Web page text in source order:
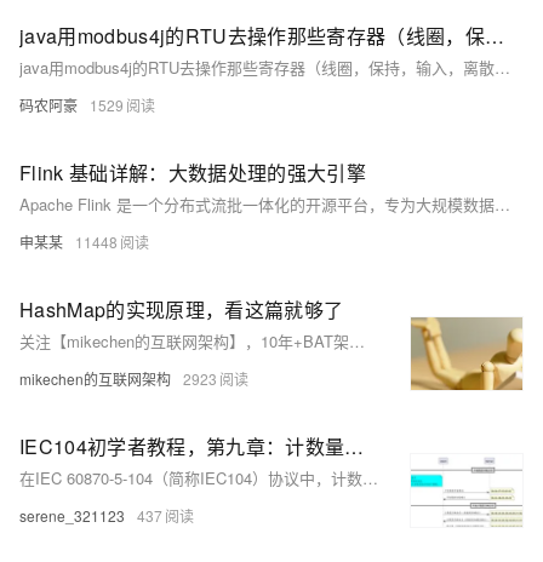
java用modbus4j的RTU去操作那些寄存器（线圈，保持，输入，离散输入寄存器）
java用modbus4j的RTU去操作那些寄存器（线圈，保持，输入，离散输入寄存器）
码农阿豪 1529
Flink 基础详解：大数据处理的强大引擎
Apache Flink 是一个分布式流批一体化的开源平台，专为大规模数据处理设计。它支持实时流处理和批处理，具有高吞吐量、低延迟特性。Flink 提供统一的编程抽象，简化大数据应用开发，并在流处理方面表现卓越，广泛应用于实时监控、金融交易分析等场景。其架构包括 JobManager、TaskManager 和 Client，支持并行度、水位线、时间语义等基础属性。Flink 还提供了丰富的算子、状态管理和容错机制，如检查点和 Savepoint，确保作业的可靠性和一致性。此外，Flink 支持 SQL 查询和 CDC 功能，实现实时数据捕获与同步，广泛应用于数据仓库和实时数据分析领域。
申某某 11448
HashMap的实现原理，看这篇就够了
关注【mikechen的互联网架构】，10年+BAT架构经验分享。深入解析HashMap，涵盖数据结构、核心成员、哈希函数、冲突处理及性能优化等9大要点。欢迎交流探讨。
mikechen的互联网架构 2923
IEC104初学者教程，第九章：计数量召唤流程详解
在IEC 60870-5-104（简称IEC104）协议中，计数量召唤（Counter Interrogation，简称CI）是一种特定的功能，用于获取远程终端设备（RTU）中的计数值。这些计数值通常是累计数据，如电能表的累计电量等。计数量召唤流程与总召唤类似，但有其独特的步骤和信息结构。以下是计数量召唤的基本流程：
serene_321123 437